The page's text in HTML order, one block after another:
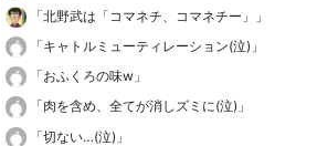
「北野武は「コマネチ、コマネチー」
」
「キャトルミューティレーション(泣) 」
「おふくろの味w 」
「肉を含め、全てが消しズミに(泣) 」
「切ない…(泣) 」